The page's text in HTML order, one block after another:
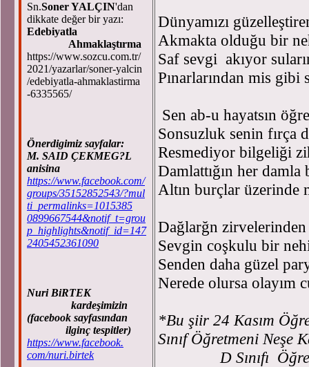
Sn.Soner YALÇIN'dan
dikkate değer bir yazı:
Edebiyatla
Ahmaklaştırma
https://www.sozcu.com.tr/
2021/yazarlar/soner-yalcin
/edebiyatla-ahmaklastirma
-6335565/
Önerdigimiz sayfalar:
M. SAID ÇEKMEG?L
anisina
https://www.facebook.com/
groups/35152852543/?mul
ti_permalinks=1015385
0899667544&notif_t=grou
p_highlights&notif_id=147
2405452361090
Nuri BiRTEK
kardeşimizin
(facebook sayfasından
ilginç tespitler)
https://www.facebook.
com/nuri.birtek
Dünyamızı
Akmakta olduğu bir
Saf sevgi akıyor
Pınarlarından mis
Sen ab-u hayatsın
Sonsuzluk senin fırça
Resmediyor bilgeliği
Damlattığın her
Altın burçlar
Dağlarğn
Sevgin coşkulu bir
Senden daha güzel
Nerede olursa olayım
*Bu şiir 24 Kasım
Sınıf Öğretmeni Neşe
D Sınıfı